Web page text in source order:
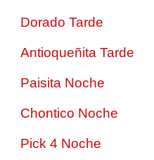
Dorado Tarde
Antioqueñita Tarde
Paisita Noche
Chontico Noche
Pick 4 Noche